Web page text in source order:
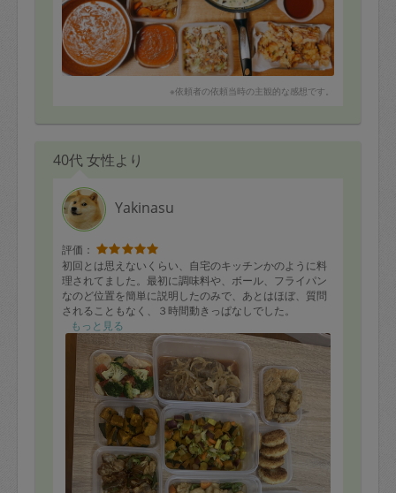
リクエストのガスパチョは、残暑の疲れが吹き飛ぶ爽や
かなお味でした！キュウリなしバージョンは主人が喜ん
で飲みました。次回は涼しくなっているかもですが、ま
た作っていただきたいです。
カレイのアクアパッツアは、和風の煮つけしか食べたこ
とのない我が家には目から鱗の美味しさでした。添えて
たです。
を配りカリフラワーなどを混ぜていただき、歯ごたえが
楽しく、子供もモリモリ食べてくれました。娘が天ぷら
を一口食べて「ラッキー！」と叫び、夕食中に皆で笑い
ました。
牛肉と白菜のグラタンも、濃厚なホワイトソースが白菜
や牛肉とマッチして、ご飯がすすみました。←是非作り
方教えてください。
以上、たくさん作っていただいたのでまだ全品食べ切れ
ておりませんが、いつもながらに家庭では作れない
ハイレベルのお料理を作っていただき、ありがとうござ
います。また来月もよろしくお願いします！
※依頼者の依頼当時の主観的な感想です。
40代 女性より
Yakinasu
評価：
初回とは思えないくらい、自宅のキッチンかのように料
理されてました。最初に調味料や、ボール、フライパン
なのど位置を簡単に説明したのみで、あとはほぼ、質問
されることもなく、３時間動きっぱなしでした。
クオリティは、素晴らしいと思います。チョコレートパ
ンから、お弁当対応のおかずまで、お肉はすべて使い切
って下さいました。
最後にチョコレートプリンまで。あまりの手際の良さ
に、同じ人なのにこんなに違うのだろうかと思いまし
た。キッチンも洗い物もすべて終わり、ゴミも一つに纏
めてくださり、私としては何も言うことなしです。また
次回も楽しみです！
もっと見る